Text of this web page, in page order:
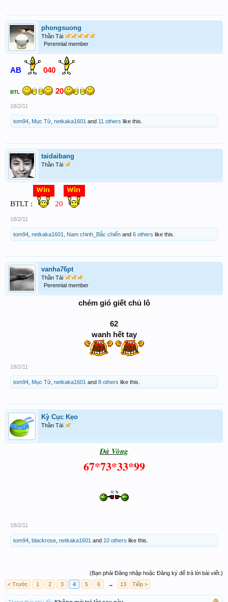
phongsuong
Thần Tài
Perennial member
AB 040
BTL 20
18/2/11
tom94 Mục Tử netkaka1601 and 11 others like this.
taidaibang
Thần Tài
BTLT : 20
18/2/11
tom94 netkaka1601 Nam chinh_Bắc chiến and 6 others like this.
vanha76pt
Thần Tài
Perennial member
chém gió giết chủ lô
62
wanh hết tay
18/2/11
tom94 Mục Tử netkaka1601 and 8 others like this.
Kỳ Cục Kẹo
Thần Tài
Đá Vòng
67*73*33*99
18/2/11
tom94 blackrose netkaka1601 and 10 others like this.
(Bạn phải Đăng nhập hoặc Đăng ký để trả lời bài viết.)
< Trước
1 2 3 4 5 6 → 13 Tiếp >